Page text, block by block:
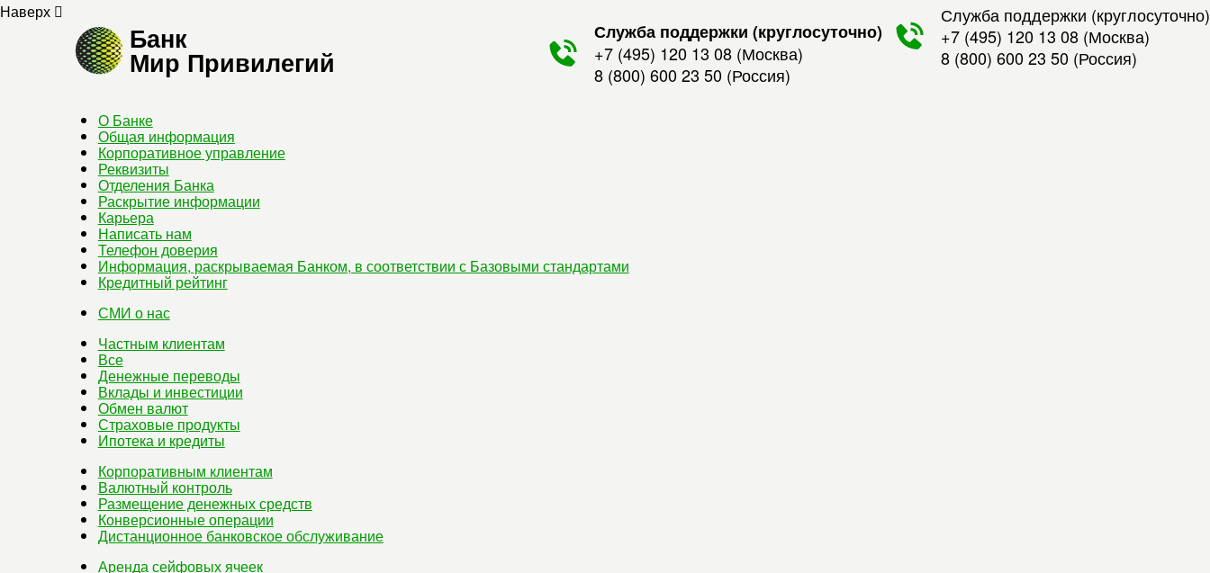
Служба поддержки (круглосуточно)
+7 (495) 120 13 08 (Москва)
8 (800) 600 23 50 (Россия)
Наверх
Банк
Мир Привилегий
Служба поддержки (круглосуточно)
+7 (495) 120 13 08 (Москва)
8 (800) 600 23 50 (Россия)
О Банке
Общая информация
Корпоративное управление
Реквизиты
Отделения Банка
Раскрытие информации
Карьера
Написать нам
Телефон доверия
Информация, раскрываемая Банком, в соответствии с Базовыми стандартами
Кредитный рейтинг
СМИ о нас
Частным клиентам
Все
Денежные переводы
Вклады и инвестиции
Обмен валют
Страховые продукты
Ипотека и кредиты
Корпоративным клиентам
Валютный контроль
Размещение денежных средств
Конверсионные операции
Дистанционное банковское обслуживание
Аренда сейфовых ячеек